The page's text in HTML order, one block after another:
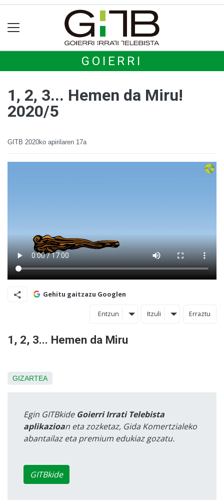
GOIERRI
1, 2, 3... Hemen da Miru!
2020/5
GITB 2020ko apirilaren 17a
Gehitu gaitzazu Googlen
Entzun Itzuli Erraztu
1, 2, 3... Hemen da Miru
GIZARTEA
Egin GITBkide Goierri Irrati Telebista
aplikazioan eta zozketaz, Gida Komertzialeko
abantailaz eta premium edukiaz gozatu.
GITBkide